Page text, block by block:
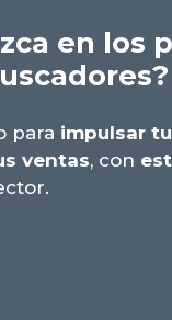
en los
para impulsar
ventas, con